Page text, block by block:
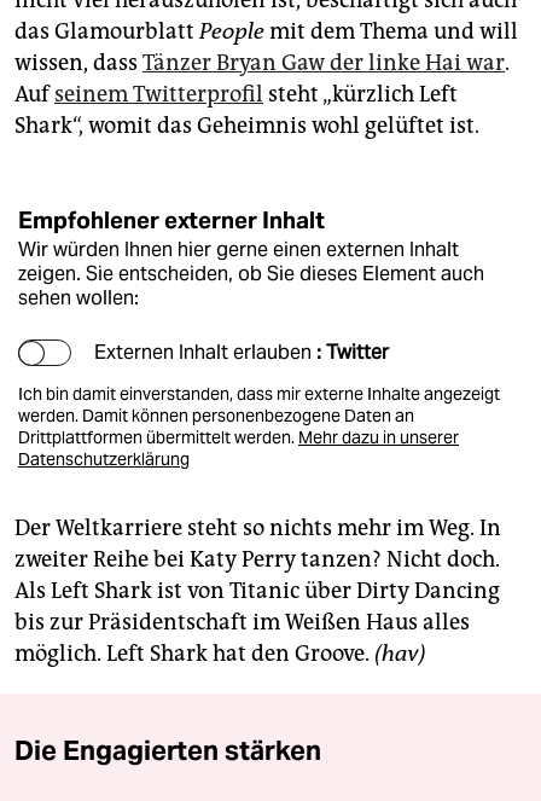
das GlamourblattPeoplemit dem Thema und will
wissen, dass Tänzer Bryan Gaw der linke Hai war.
Aufseinem Twitterprofil steht „kürzlich Left
Shark“, womit das Geheimnis wohl gelüftet ist.
Empfohlener externer Inhalt
Wir würden Ihnen hier gerne einen externen Inhalt
zeigen. Sie entscheiden, ob Sie dieses Element auch
sehen wollen:
Externen Inhalt erlauben : Twitter
Ich bin damit einverstanden, dass mir externe Inhalte angezeigt
werden. Damit können personenbezogene Daten an
Drittplattformen übermittelt werden. Mehr dazu in unserer
Datenschutzerklärung
Der Weltkarriere steht so nichts mehr im Weg. In
zweiter Reihe bei Katy Perry tanzen? Nicht doch.
Als Left Shark ist von Titanic über Dirty Dancing
bis zur Präsidentschaft im Weißen Haus alles
möglich. Left Shark hat den Groove. (hav)
Die Engagierten stärken